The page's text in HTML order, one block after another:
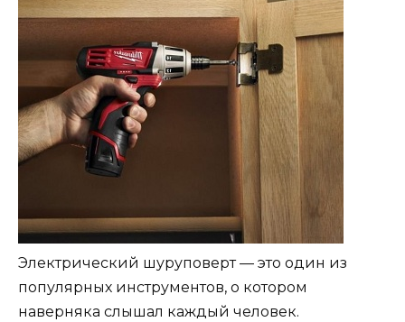
Электрический шуруповерт — это один из
популярных инструментов, о котором
наверняка слышал каждый человек.